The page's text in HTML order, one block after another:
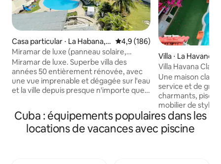
Casa particular ⋅ La Habana,
Miramar, PLaya
Évaluation moyenne sur la
4,9 (186)
Miramar de luxe (panneau solaire,
batterie, onduleur)
Miramar de luxe. Superbe villa des
années 50 entièrement rénovée, avec
une vue imprenable et dégagée sur l'eau
et la ville depuis presque n'importe quel
inclus pour 10 personnes. Le luxe
classique rencontre le chic moderne
dans cette maison de 6 chambres, 11 lits
Villa ⋅ La Havane
Villa Havana
solaire et Wi-Fi
Une maison
service et de
charmants,
mobilier de style,
terrasse avec
disponible mais
de réservation.
Cuba : équipements populaires dans les
locations de vacances avec piscine